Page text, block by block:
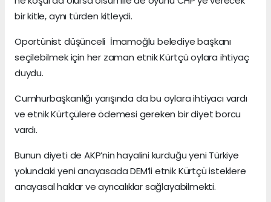
bir kitle, aynı türden kitleydi.
Oportünist düşünceli İmamoğlu belediye başkanı
seçilebilmek için her zaman etnik Kürtçü oylara ihtiyaç
duydu.
Cumhurbaşkanlığı yarışında da bu oylara ihtiyacı vardı
ve etnik Kürtçülere ödemesi gereken bir diyet borcu
vardı.
Bunun diyeti de AKP’nin hayalini kurduğu yeni Türkiye
yolundaki yeni anayasada DEM’li etnik Kürtçü isteklere
anayasal haklar ve ayrıcalıklar sağlayabilmekti.